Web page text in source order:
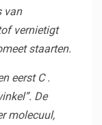
van
vernietigt
staarten.
eerst C .
. De
molecuul,